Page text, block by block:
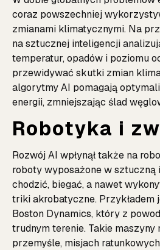
coraz powszechniej
zmianami klimatycznymi. Na
na sztucznej inteligencji
temperatur, opadów i poziomu
przewidywać skutki zmian
algorytmy AI pomagają
energii, zmniejszając ślad
Robotyka i
Rozwój AI wpłynął także na
roboty wyposażone w sztuczną
chodzić, biegać, a nawet
triki akrobatyczne. Przykładem
Boston Dynamics, który z
trudnym terenie. Takie maszyny
przemyśle, misjach